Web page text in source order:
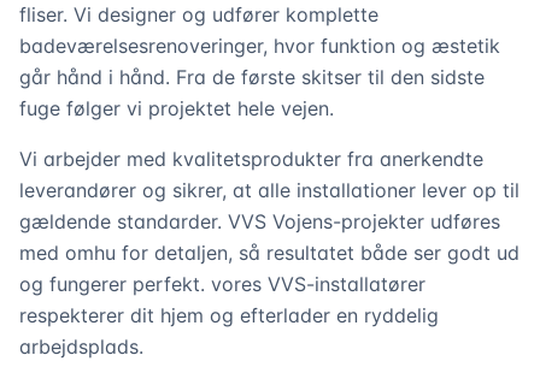
fliser. Vi designer og udfører komplette
badeværelsesrenoveringer, hvor funktion og æstetik
går hånd i hånd. Fra de første skitser til den sidste
fuge følger vi projektet hele vejen.
Vi arbejder med kvalitetsprodukter fra anerkendte
leverandører og sikrer, at alle installationer lever op til
gældende standarder. VVS Vojens-projekter udføres
med omhu for detaljen, så resultatet både ser godt ud
og fungerer perfekt. vores VVS-installatører
respekterer dit hjem og efterlader en ryddelig
arbejdsplads.